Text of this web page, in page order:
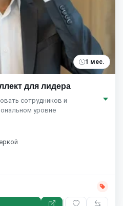
1 мес.
для лидера
сотрудников и
уровне